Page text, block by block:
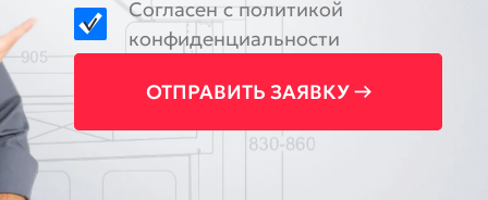
Согласен с политикой
конфиденциальности
ОТПРАВИТЬ ЗАЯВКУ →